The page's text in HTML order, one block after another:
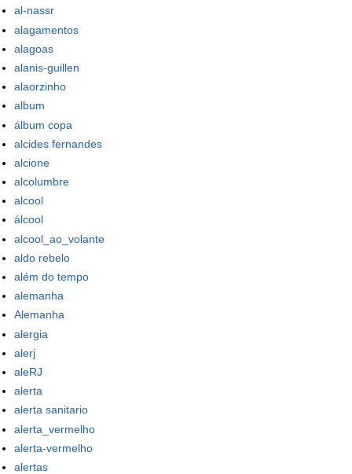
al-nassr
alagamentos
alagoas
alanis-guillen
alaorzinho
album
álbum copa
alcides fernandes
alcione
alcolumbre
alcool
álcool
alcool_ao_volante
aldo rebelo
além do tempo
alemanha
Alemanha
alergia
alerj
aleRJ
alerta
alerta sanitario
alerta_vermelho
alerta-vermelho
alertas